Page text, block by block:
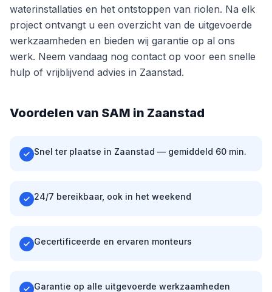
waterinstallaties en het ontstoppen van riolen. Na elk
project ontvangt u een overzicht van de uitgevoerde
werkzaamheden en bieden wij garantie op al ons
werk. Neem vandaag nog contact op voor een snelle
hulp of vrijblijvend advies in Zaanstad.
Voordelen van SAM in Zaanstad
Snel ter plaatse in Zaanstad — gemiddeld 60 min.
24/7 bereikbaar, ook in het weekend
Gecertificeerde en ervaren monteurs
Garantie op alle uitgevoerde werkzaamheden